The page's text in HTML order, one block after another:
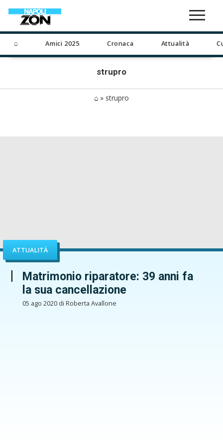
⌂ Amici 2025 Cronaca Attualità
strupro
⌂ » strupro
ATTUALITÀ
Matrimonio riparatore: 39 anni fa
la sua cancellazione
05 ago 2020 di Roberta Avallone